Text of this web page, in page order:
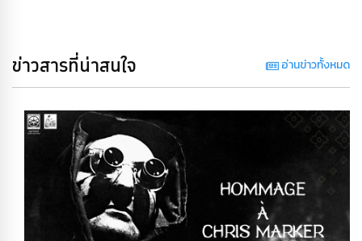
ข่าวสารที่น่าสนใจ อ่านข่าวทั้งหมด